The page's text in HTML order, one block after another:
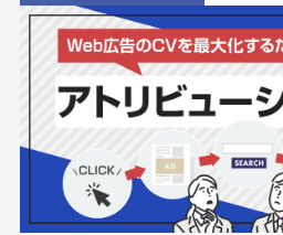
熱量を長期的な資産として「
カンファレンスでは、ブラン
る仕組みづくりの実践知を
解き明かします。